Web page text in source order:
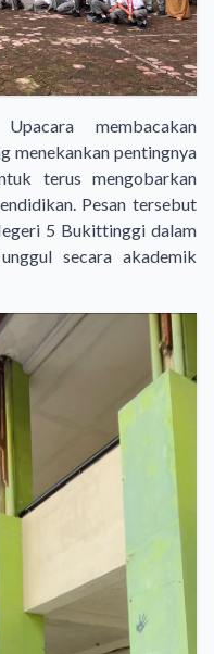
membacakan
menekankan pentingnya
terus mengobarkan
Pesan tersebut
5 Bukittinggi dalam
secara akademik